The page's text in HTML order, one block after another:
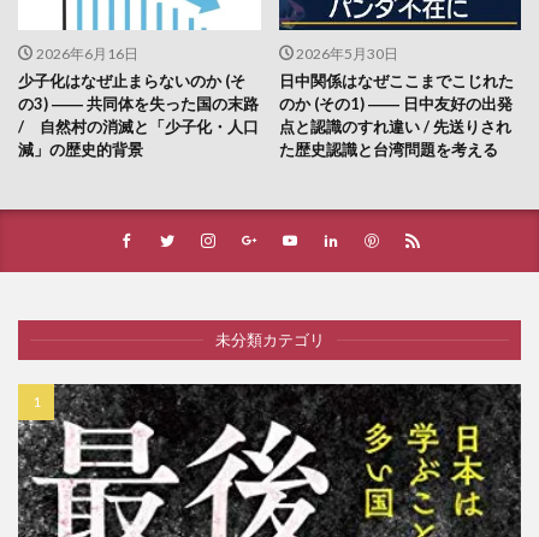
2026年6月16日
少子化はなぜ止まらないのか (そ
の3) ―― 共同体を失った国の末路
/ 自然村の消滅と「少子化・人口
減」の歴史的背景
2026年5月30日
日中関係はなぜここまでこじれた
のか (その1) ―― 日中友好の出発
点と認識のすれ違い / 先送りされ
た歴史認識と台湾問題を考える
未分類カテゴリ